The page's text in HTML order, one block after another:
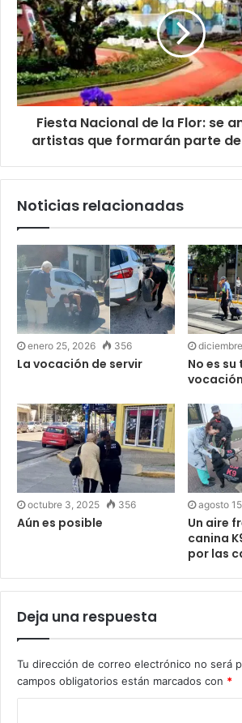
Fiesta Nacional de la Flor: se
artistas que formarán parte
Noticias relacionadas
enero 25, 2026 356
La vocación de servir
No es
vocación
octubre 3, 2025 356
Aún es posible
agosto
Un aire
canina
por las
Deja una respuesta
Tu dirección de correo electrónico no será
campos obligatorios están marcados con *